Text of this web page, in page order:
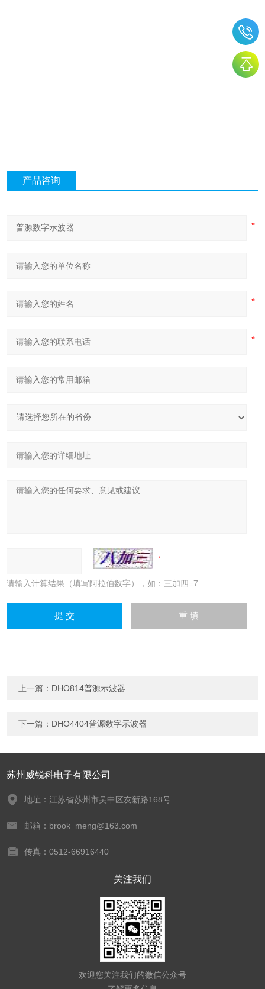
产品咨询
请输入计算结果（填写阿拉伯数字），如：三加四=7
上一篇： DHO814普源示波器
下一篇： DHO4404普源数字示波器
苏州威锐科电子有限公司
地址：江苏省苏州市吴中区友新路168号
邮箱：brook_meng@163.com
传真：0512-66916440
关注我们
欢迎您关注我们的微信公众号